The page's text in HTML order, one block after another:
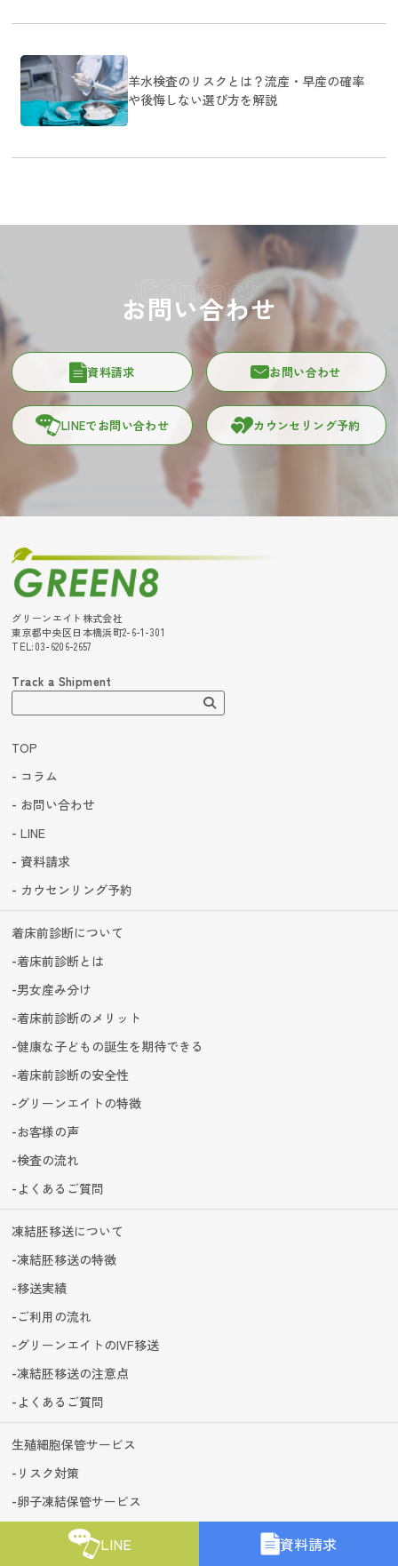
LINE 資料請求
羊水検査のリスクとは？流産・早産の確率
や後悔しない選び方を解説
Contact
お問い合わせ
資料請求 お問い合わせ
LINEでお問い合わせ カウンセリング予約
グリーンエイト株式会社
東京都中央区日本橋浜町2-6-1-301
TEL:03-6206-2657
Track a Shipment
TOP
コラム
お問い合わせ
LINE
資料請求
カウセンリング予約
着床前診断について
着床前診断とは
男女産み分け
着床前診断のメリット
健康な子どもの誕生を期待できる
着床前診断の安全性
グリーンエイトの特徴
お客様の声
検査の流れ
よくあるご質問
凍結胚移送について
凍結胚移送の特徴
移送実績
ご利用の流れ
グリーンエイトのIVF移送
凍結胚移送の注意点
よくあるご質問
生殖細胞保管サービス
リスク対策
卵子凍結保管サービス
卵子凍結保管サービスの料金
卵子凍結のメリットと注意点